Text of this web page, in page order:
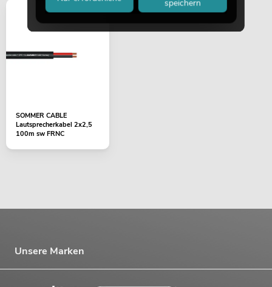
SOMMER CABLE
Lautsprecherkabel 2x2,5
100m sw FRNC
Unsere Marken
speichern